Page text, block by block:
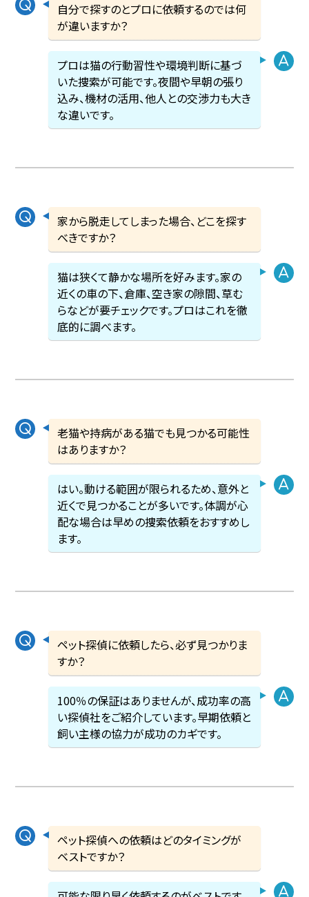
自分で探すのとプロに依頼するのでは何
が違いますか？
プロは猫の行動習性や環境判断に基づ
いた捜索が可能です。夜間や早朝の張り
込み、機材の活用、他人との交渉力も大き
な違いです。
家から脱走してしまった場合、どこを探す
べきですか？
猫は狭くて静かな場所を好みます。家の
近くの車の下、倉庫、空き家の隙間、草む
らなどが要チェックです。プロはこれを徹
底的に調べます。
老猫や持病がある猫でも見つかる可能性
はありますか？
はい。動ける範囲が限られるため、意外と
近くで見つかることが多いです。体調が心
配な場合は早めの捜索依頼をおすすめし
ます。
ペット探偵に依頼したら、必ず見つかりま
すか？
100％の保証はありませんが、成功率の高
い探偵社をご紹介しています。早期依頼と
飼い主様の協力が成功のカギです。
ペット探偵への依頼はどのタイミングが
ベストですか？